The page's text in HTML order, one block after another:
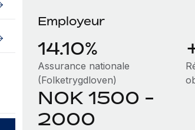
Employeur
14.10%
Assurance nationale
(Folketrygdloven)
NOK 1500 -
2000